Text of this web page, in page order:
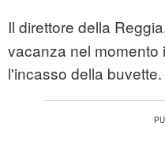
Il direttore della
vacanza nel momento
l'incasso della buvette.